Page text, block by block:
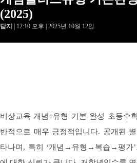
(2025)
답지 | 12:10 오후 | 2025년 10월 12일
비상교육 개념+유형 기본 완성 초등수
반적으로 매우 긍정적입니다. 공개된
타나며, 특히 ‘개념→유형→복습→평가